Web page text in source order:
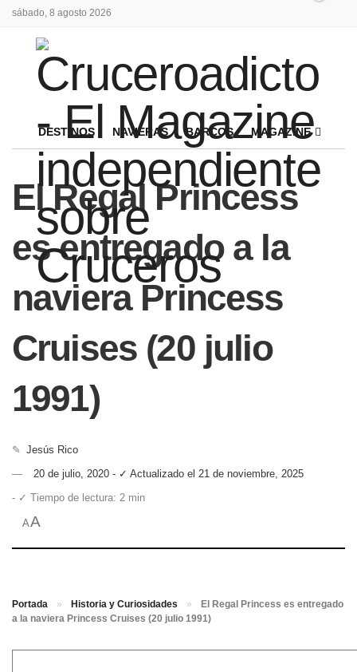
sábado, 8 agosto 2026
DESTINOS NAVIERAS BARCOS MAGAZINE
El Regal Princess
es entregado a la
naviera Princess
Cruises (20 julio
1991)
✎ Jesús Rico
20 de julio, 2020 - ✓ Actualizado el 21 de noviembre, 2025
- ✓ Tiempo de lectura: 2 min
AA
Portada » Historia y Curiosidades »
El Regal Princess es entregado
a la naviera Princess Cruises (20 julio 1991)